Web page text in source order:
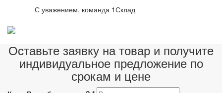
С уважением, команда 1Склад
Оставьте заявку на товар и получите
индивидуальное предложение по
срокам и цене